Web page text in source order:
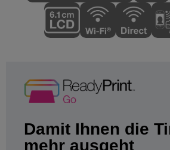
Damit Ihnen die
mehr ausgeht